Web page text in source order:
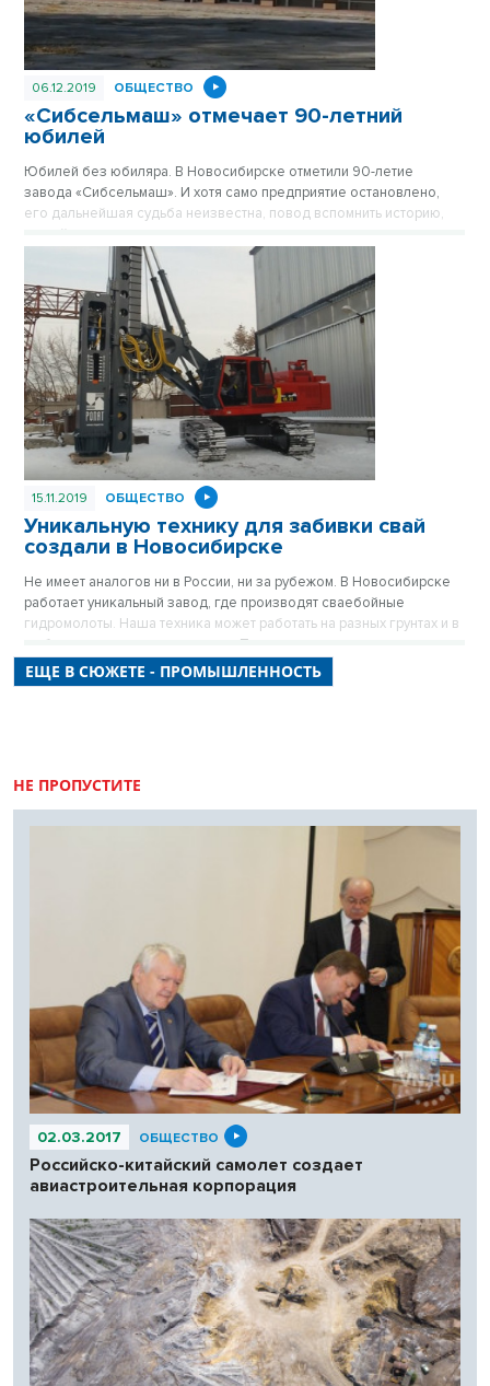
06.12.2019 ОБЩЕСТВО
«Сибсельмаш» отмечает 90-летний
юбилей
Юбилей без юбиляра. В Новосибирске отметили 90-летие
завода «Сибсельмаш». И хотя само предприятие остановлено,
его дальнейшая судьба неизвестна, повод вспомнить историю,
15.11.2019 ОБЩЕСТВО
Уникальную технику для забивки свай
создали в Новосибирске
Не имеет аналогов ни в России, ни за рубежом. В Новосибирске
работает уникальный завод, где производят сваебойные
гидромолоты. Наша техника может работать на разных грунтах и в
любых климатических условиях. При этом стоит дешевле
западной.
ЕЩЕ В СЮЖЕТЕ - ПРОМЫШЛЕННОСТЬ
НЕ ПРОПУСТИТЕ
02.03.2017 ОБЩЕСТВО
Российско-китайский самолет создает
авиастроительная корпорация